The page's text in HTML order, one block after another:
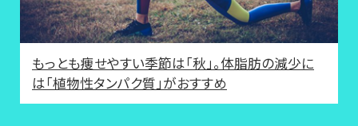
もっとも痩せやすい季節は「秋」。体脂肪の減少に
は「植物性タンパク質」がおすすめ